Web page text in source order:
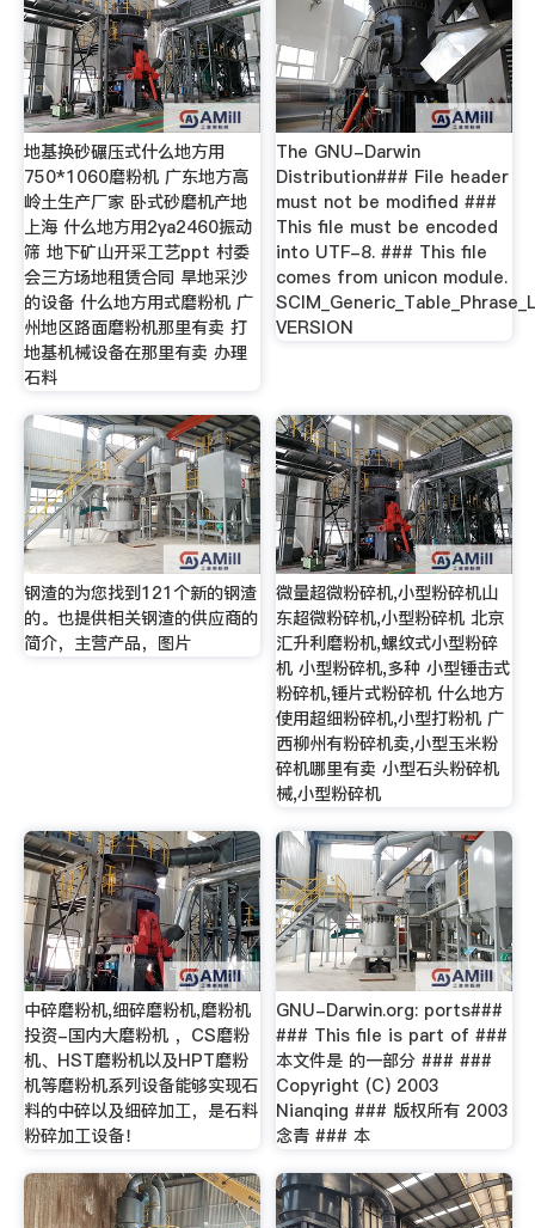
地基换砂碾压式什么地方用
750*1060磨粉机 广东地方高
岭土生产厂家 卧式砂磨机产地
上海 什么地方用2ya2460振动
筛 地下矿山开采工艺ppt 村委
会三方场地租赁合同 旱地采沙
的设备 什么地方用式磨粉机 广
州地区路面磨粉机那里有卖 打
地基机械设备在那里有卖 办理
石料
The GNU-Darwin
Distribution### File header
must not be modified ###
This file must be encoded
into UTF-8. ### This file
comes from unicon module.
VERSION
钢渣的为您找到121个新的钢渣
的。也提供相关钢渣的供应商的
简介，主营产品，图片
微量超微粉碎机,小型粉碎机山
东超微粉碎机,小型粉碎机 北京
汇升利磨粉机,螺纹式小型粉碎
机 小型粉碎机,多种 小型锤击式
粉碎机,锤片式粉碎机 什么地方
使用超细粉碎机,小型打粉机 广
西柳州有粉碎机卖,小型玉米粉
碎机哪里有卖 小型石头粉碎机
械,小型粉碎机
中碎磨粉机,细碎磨粉机,磨粉机
投资-国内大磨粉机 ，CS磨粉
机、HST磨粉机以及HPT磨粉
机等磨粉机系列设备能够实现石
料的中碎以及细碎加工，是石料
粉碎加工设备！
GNU-Darwin.org: ports###
### This file is part of ###
本文件是 的一部分 ### ###
Copyright (C) 2003
Nianqing ### 版权所有 2003
念青 ### 本